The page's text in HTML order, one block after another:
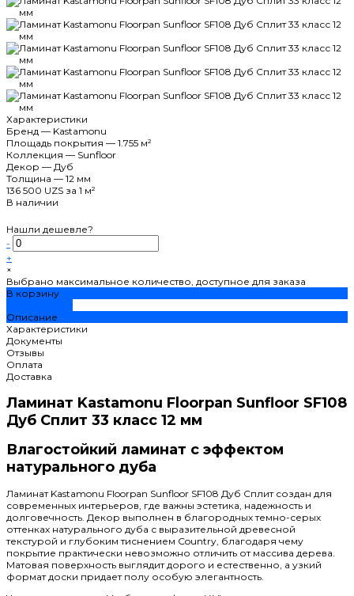
Характеристики
Бренд — Kastamonu
Площадь покрытия — 1.755 м²
Коллекция — Sunfloor
Декор — Дуб
Толщина — 12 мм
136 500 UZS за 1 м²
В наличии
Нашли дешевле?
-
+
×
Выбрано максимальное количество, доступное для заказа
В корзину
Описание
Характеристики
Документы
Отзывы
Оплата
Доставка
Ламинат Kastamonu Floorpan Sunfloor SF108
Дуб Сплит 33 класс 12 мм
Влагостойкий ламинат с эффектом
натурального дуба
Ламинат Kastamonu Floorpan Sunfloor SF108 Дуб Сплит создан для
современных интерьеров, где важны эстетика, надежность и
долговечность. Декор выполнен в благородных темно-серых
оттенках натурального дуба с выразительной древесной
текстурой и глубоким тиснением Country, благодаря чему
покрытие практически невозможно отличить от массива дерева.
Матовая поверхность выглядит дорого и естественно, а узкий
формат доски придает полу особую элегантность.